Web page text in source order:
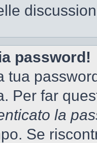
password!
tua
Per far
la
Se